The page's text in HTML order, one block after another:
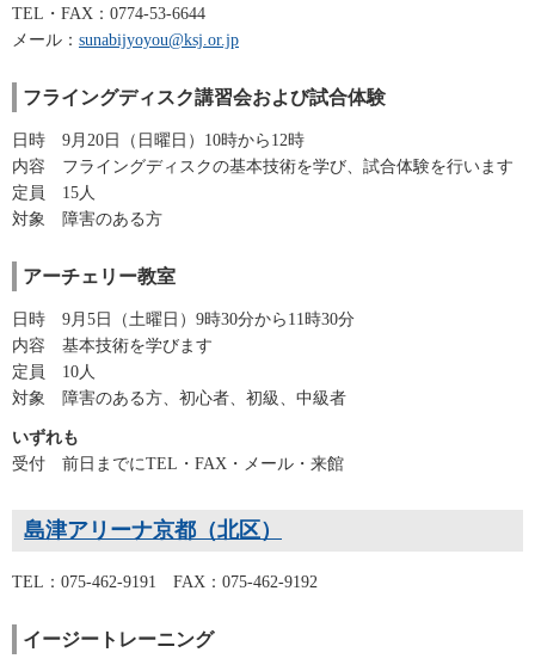
TEL・FAX：0774-53-6644
メール： sunabijyoyou@ksj.or.jp
フライングディスク講習会および試合体験
日時 9月20日（日曜日）10時から12時
内容 フライングディスクの基本技術を学び、試合体験を行います
定員 15人
対象 障害のある方
アーチェリー教室
日時 9月5日（土曜日）9時30分から11時30分
内容 基本技術を学びます
定員 10人
対象 障害のある方、初心者、初級、中級者
いずれも
受付 前日までにTEL・FAX・メール・来館
島津アリーナ京都（北区）
TEL：075-462-9191 FAX：075-462-9192
イージートレーニング